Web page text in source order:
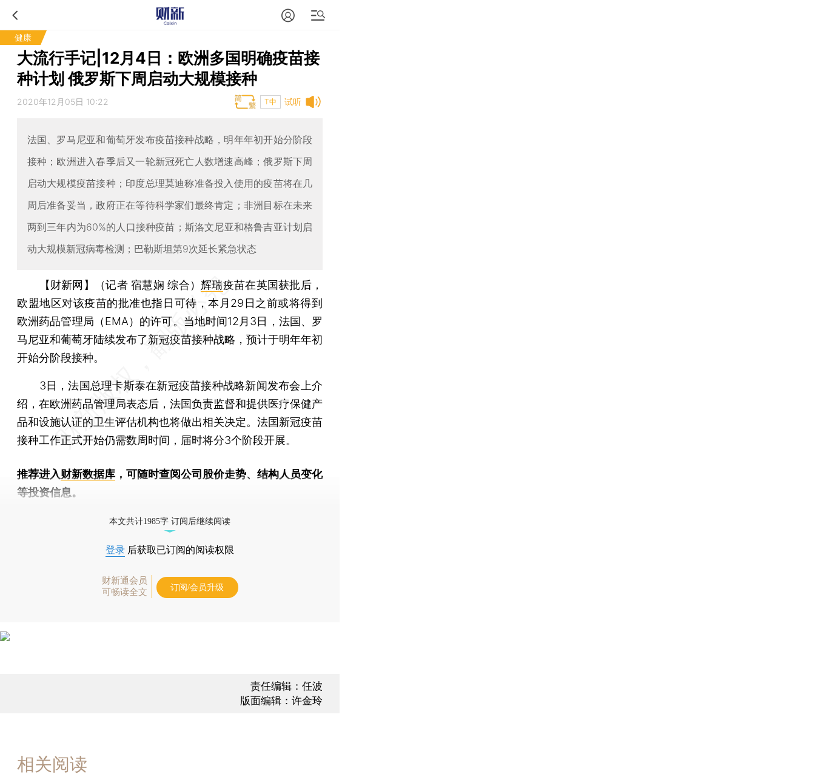
健康
大流行手记|12月4日：欧洲多国明确疫苗接
种计划 俄罗斯下周启动大规模接种
试听
2020年12月05日 10:22 T中
法国、罗马尼亚和葡萄牙发布疫苗接种战略，明年年初开始分阶段
接种；欧洲进入春季后又一轮新冠死亡人数增速高峰；俄罗斯下周
启动大规模疫苗接种；印度总理莫迪称准备投入使用的疫苗将在几
周后准备妥当，政府正在等待科学家们最终肯定；非洲目标在未来
两到三年内为60%的人口接种疫苗；斯洛文尼亚和格鲁吉亚计划启
动大规模新冠病毒检测；巴勒斯坦第9次延长紧急状态
【财新网】（记者 宿慧娴 综合）辉瑞疫苗在英国获批后，
欧盟地区对该疫苗的批准也指日可待，本月29日之前或将得到
欧洲药品管理局（EMA）的许可。当地时间12月3日，法国、罗
马尼亚和葡萄牙陆续发布了新冠疫苗接种战略，预计于明年年初
开始分阶段接种。
3日，法国总理卡斯泰在新冠疫苗接种战略新闻发布会上介
绍，在欧洲药品管理局表态后，法国负责监督和提供医疗保健产
品和设施认证的卫生评估机构也将做出相关决定。法国新冠疫苗
接种工作正式开始仍需数周时间，届时将分3个阶段开展。
推荐进入财新数据库 ，可随时查阅公司股价走势、结构人员变化
等投资信息。
本文共计1985字 订阅后继续阅读
登录 后获取已订阅的阅读权限
财新通会员
可畅读全文
订阅/会员升级
责任编辑：任波
版面编辑：许金玲
相关阅读